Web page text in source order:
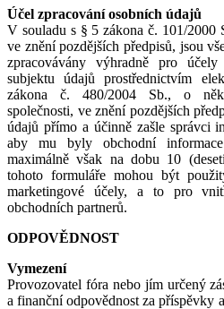
Účel zpracování osobních údajů
V souladu s § 5 zákona č. 101/2000
ve znění pozdějších předpisů, jsou
zpracovávány výhradně pro
subjektu údajů prostřednictvím
zákona č. 480/2004 Sb., o
společnosti, ve znění pozdějších
údajů přímo a účinně zašle správci
aby mu byly obchodní informace
maximálně však na dobu 10
tohoto formuláře mohou být
marketingové účely, a to pro
obchodních partnerů.
ODPOVĚDNOST
Vymezení
Provozovatel fóra nebo jím určený
a finanční odpovědnost za příspěvky